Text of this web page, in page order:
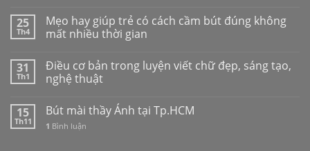
25
Th4
Mẹo hay giúp trẻ có cách cầm bút đúng không
mất nhiều thời gian
31
Th1
Điều cơ bản trong luyện viết chữ đẹp, sáng tạo,
nghệ thuật
15
Th11
Bút mài thầy Ánh tại Tp.HCM
1 Bình luận